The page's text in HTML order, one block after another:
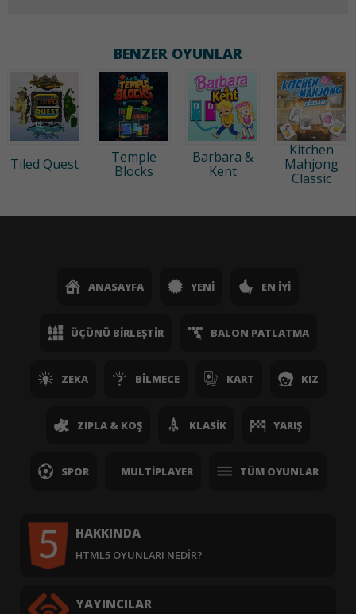
BENZER OYUNLAR
Tiled Quest
Temple
Blocks
Barbara &
Kent
Kitchen
Mahjong
Classic
ANASAYFA YENI EN İYI
ÜÇÜNÜ BIRLEŞTIR BALON PATLATMA
ZEKA BILMECE KART KIZ
ZIPLA & KOŞ KLASIK YARIŞ
SPOR MULTIPLAYER TÜM OYUNLAR
HAKKINDA
HTML5 OYUNLARI NEDIR?
YAYINCILAR